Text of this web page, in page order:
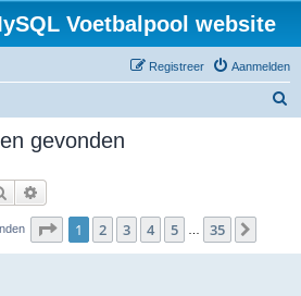
Voetbalpool website
Aanmelden
Registreer
gevonden
Zoek
Pagina van 35
1 2 3 4 5 35